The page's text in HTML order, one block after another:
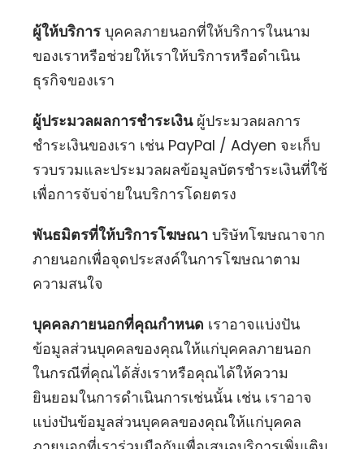
ผู้ให้บริการ บุคคลภายนอกที่ให้บริการในนาม
ของเราหรือช่วยให้เราให้บริการหรือดำเนิน
ธุรกิจของเรา
ผู้ประมวลผลการชำระเงินผู้ประมวลผลการ
ชำระเงินของเรา เช่น PayPal / Adyen จะเก็บ
รวบรวมและประมวลผลข้อมูลบัตรชำระเงินที่ใช้
เพื่อการจับจ่ายในบริการโดยตรง
พันธมิตรที่ให้บริการโฆษณา บริษัทโฆษณาจาก
ภายนอกเพื่อจุดประสงค์ในการโฆษณาตาม
ความสนใจ
บุคคลภายนอกที่คุณกำหนด เราอาจแบ่งปัน
ข้อมูลส่วนบุคคลของคุณให้แก่บุคคลภายนอก
ในกรณีที่คุณได้สั่งเราหรือคุณได้ให้ความ
ยินยอมในการดำเนินการเช่นนั้น เช่น เราอาจ
แบ่งปันข้อมูลส่วนบุคคลของคุณให้แก่บุคคล